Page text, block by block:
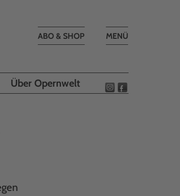
Toggle
MENÜ
ABO & SHOP
Über Opernwelt